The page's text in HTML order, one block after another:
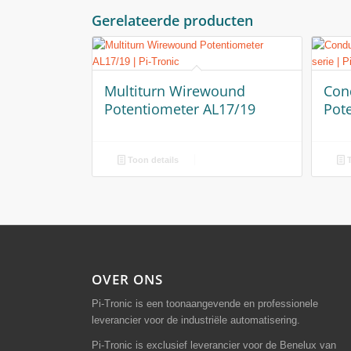
Gerelateerde producten
Multiturn Wirewound
Potentiometer AL17/19
Toon details
OVER ONS
Pi-Tronic is een toonaangevende en professionele
leverancier voor de industriële automatisering.
Pi-Tronic is exclusief leverancier voor de Benelux van